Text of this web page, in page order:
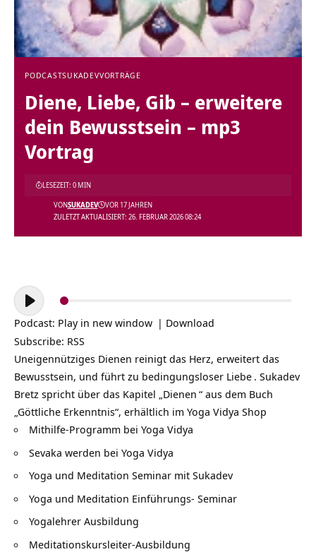
PODCASTSUKADEVVORTRÄGE
Diene, Liebe, Gib – erweitere
dein Bewusstsein – mp3
Vortrag
ZULETZT AKTUALISIERT: 26. FEBRUAR 2026 08:24
VONSUKADEV VOR 17 JAHREN
LESEZEIT: 0 MIN
Audio-
Player
Podcast: Play in new window | Download
Subscribe: RSS
Uneigennütziges Dienen reinigt das Herz, erweitert das
Bewusstsein, und führt zu bedingungsloser Liebe . Sukadev
Bretz spricht über das Kapitel „Dienen “ aus dem Buch
„Göttliche Erkenntnis“, erhältlich im Yoga Vidya Shop
Mithilfe-Programm bei Yoga Vidya
Sevaka werden bei Yoga Vidya
Yoga und Meditation Seminar mit Sukadev
Yoga und Meditation Einführungs- Seminar
Yogalehrer Ausbildung
Meditationskursleiter-Ausbildung